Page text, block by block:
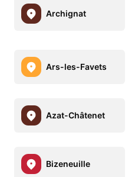
Archignat
Ars-les-Favets
Azat-Châtenet
Bizeneuille